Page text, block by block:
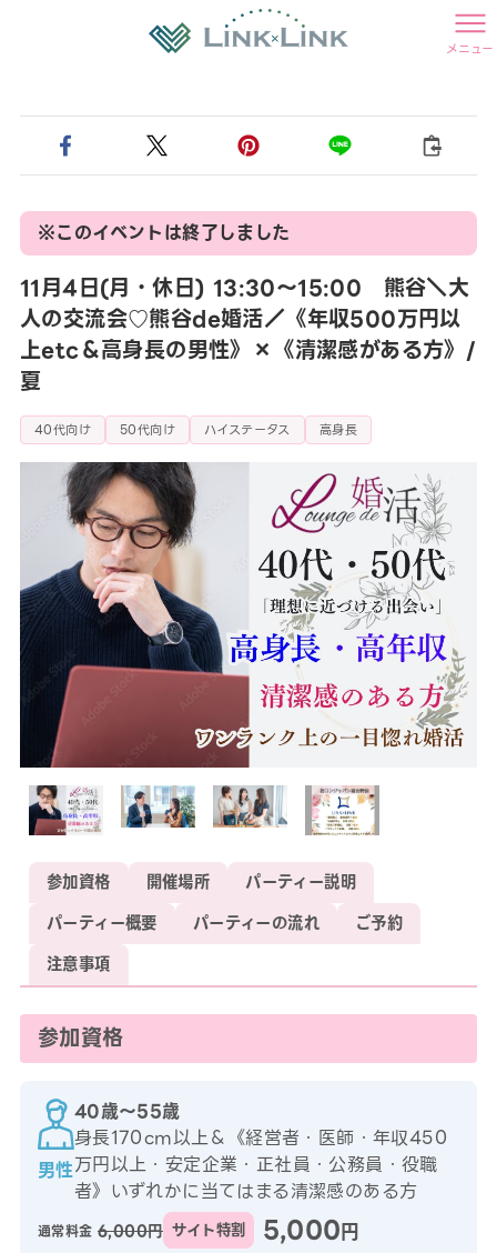
メニュー
※このイベントは終了しました
11月4日(月・休日) 13:30〜15:00 熊谷＼大
人の交流会♡熊谷de婚活／《年収500万円以
上etc＆高身長の男性》×《清潔感がある方》/
夏
40代向け 50代向け ハイステータス 高身長
参加資格 開催場所
パーティー説明
パーティー概要
パーティーの流れ
ご予約
注意事項
参加資格
男性
40歳〜55歳
身長170cm以上＆《経営者・医師・年収450
万円以上・安定企業・正社員・公務員・役職
者》いずれかに当てはまる清潔感のある方
通常料金 6,000円 サイト特割 5,000円